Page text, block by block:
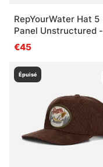
RepYourWater Hat 5
Panel Unstructured -
Sunset Squatch
Corduroy Edition
€45
Épuisé